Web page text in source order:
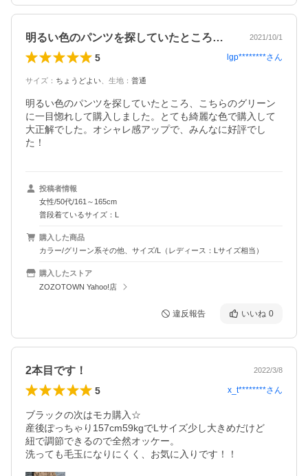
明るい色のパンツを探していたところ、こ… 2021/10/1
5 lgp********さん
サイズ ： ちょうどよい 生地 ： 普通
明るい色のパンツを探していたところ、こちらのグリーン
に一目惚れして購入しました。とても綺麗な色で購入して
大正解でした。オシャレ感アップで、みんなに好評でし
た！
投稿者情報
女性/50代/161～165cm
普段着ているサイズ：L
購入した商品
カラー/グリーン系その他、サイズ/L（レディース：Lサイズ相当）
購入したストア
ZOZOTOWN Yahoo!店
違反報告 いいね 0
2本目です！ 2022/3/8
5 x_t********さん
ブラックの次はモカ購入☆
産後ぽっちゃり157cm59kgでLサイズ少し大きめだけど
紐で調節できるので全然オッケー。
洗っても毛玉になりにくく、お気に入りです！！